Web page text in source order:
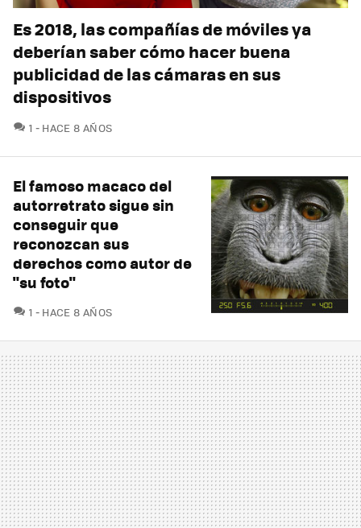
Es 2018, las compañías de móviles ya
deberían saber cómo hacer buena
publicidad de las cámaras en sus
dispositivos
1 COMENTARIOS
HACE 8 AÑOS
El famoso macaco del
autorretrato sigue sin
conseguir que
reconozcan sus
derechos como autor de
"su foto"
1 COMENTARIOS
HACE 8 AÑOS